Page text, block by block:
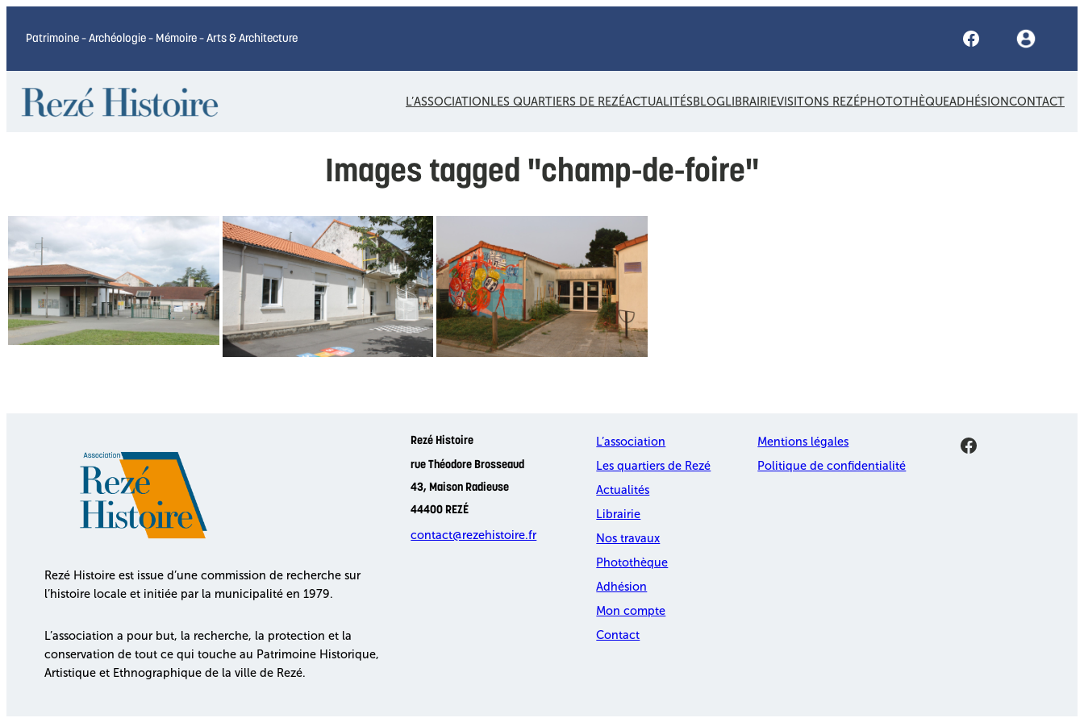
Patrimoine – Archéologie – Mémoire – Arts & Architecture Facebook
L’ASSOCIATIONLES QUARTIERS DE REZÉACTUALITÉSBLOGLIBRAIRIEVISITONS REZÉPHOTOTHÈQUEADHÉSIONCONTACT
Images tagged "champ-de-foire"
Rezé Histoire est issue d’une commission de recherche sur
l’histoire locale et initiée par la municipalité en 1979.
L’association a pour but, la recherche, la protection et la
conservation de tout ce qui touche au Patrimoine Historique,
Artistique et Ethnographique de la ville de Rezé.
Rezé Histoire
rue Théodore Brosseaud
43, Maison Radieuse
44400 REZÉ
contact@rezehistoire.fr
L’association
Les quartiers de Rezé
Actualités
Librairie
Nos travaux
Photothèque
Adhésion
Mon compte
Contact
Mentions légales
Politique de confidentialité
Facebook